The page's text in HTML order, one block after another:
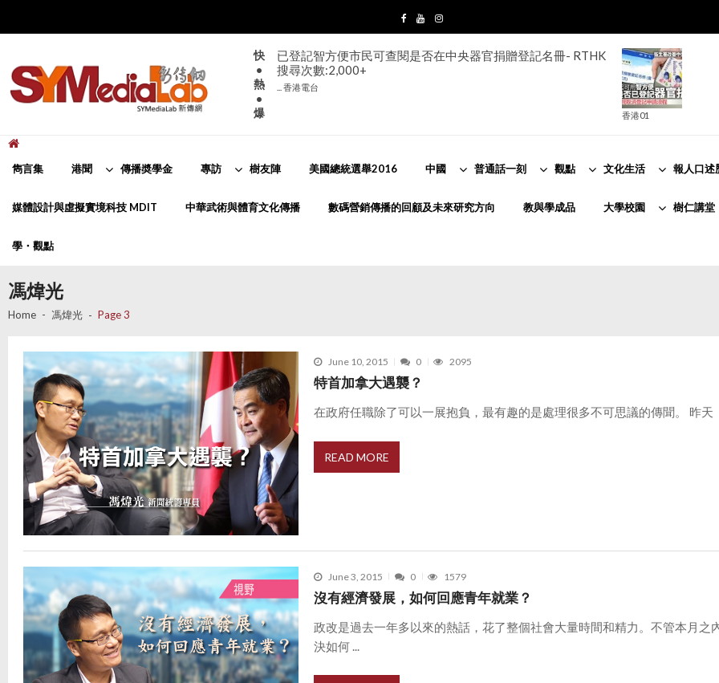
navigation
content
快
•
熱
•
爆
已登記智方便市民可查閱是否在中央器官捐贈登記名冊- RTHK
搜尋次數:2,000+
... 香港電台
香港01
雋言集 港聞 傳播奬學金 專訪 樹友陣 美國總統選舉2016 中國 普通話一刻 觀點 文化生活 報人口述
媒體設計與虛擬實境科技 MDIT 中華武術與體育文化傳播 數碼營銷傳播的回顧及未來研究方向 教與學成品 大學校園 樹仁講堂
學・觀點
馮煒光
Home 馮煒光 Page 3
June 10, 2015 0 2095
特首加拿大遇襲？
在政府任職除了可以一展抱負，最有趣的是處理很多不可思議的傳聞。 昨天
READ MORE
June 3, 2015 0 1579
沒有經濟發展，如何回應青年就業？
政改是過去一年多以來的熱話，花了整個社會大量時間和精力。不管本月之
決如何 ...